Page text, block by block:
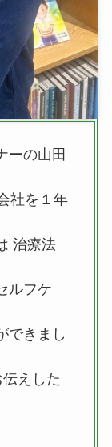
ーの山田
社を１年
治療法
ルフケ
できまし
えした